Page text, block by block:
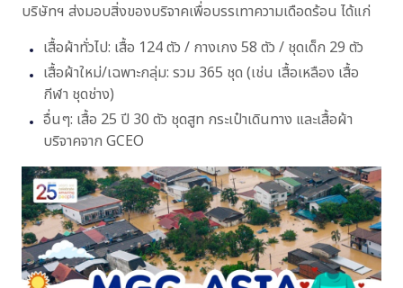
บริษัทฯ ส่งมอบสิ่งของบริจาคเพื่อบรรเทาความเดือดร้อน ได้แก่
เสื้อผ้าทั่วไป: เสื้อ 124 ตัว / กางเกง 58 ตัว / ชุดเด็ก 29 ตัว
เสื้อผ้าใหม่/เฉพาะกลุ่ม: รวม 365 ชุด (เช่น เสื้อเหลือง เสื้อ
กีฬา ชุดช่าง)
อื่นๆ: เสื้อ 25 ปี 30 ตัว ชุดสูท กระเป๋าเดินทาง และเสื้อผ้า
บริจาคจาก GCEO